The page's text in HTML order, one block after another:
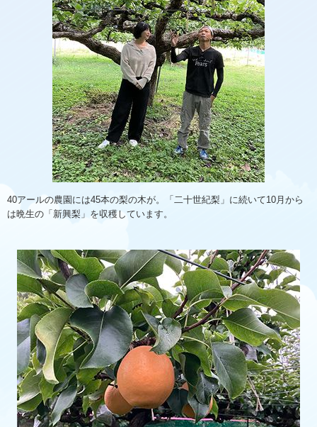
40アールの農園には45本の梨の木が。「二十世紀梨」に続いて10月から
は晩生の「新興梨」を収穫しています。